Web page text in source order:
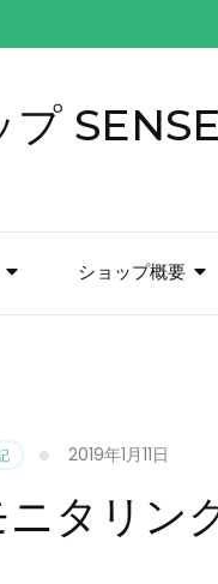
プ
ショップ概要
2019年1月11日
タリン